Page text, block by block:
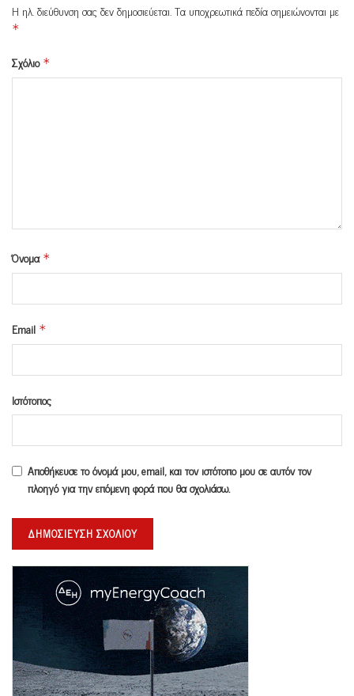
Η ηλ. διεύθυνση σας δεν δημοσιεύεται.Τα υποχρεωτικά πεδία σημειώνονται με
*
Σχόλιο *
Όνομα *
Email *
Ιστότοπος
Αποθήκευσε το όνομά μου, email, και τον ιστότοπο μου σε αυτόν τον
πλοηγό για την επόμενη φορά που θα σχολιάσω.